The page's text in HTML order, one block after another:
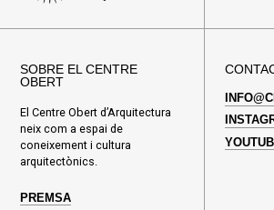
SOBRE EL CENTRE
OBERT
El Centre Obert d’Arquitectura
neix com a espai de
coneixement i cultura
arquitectònics.
PREMSA